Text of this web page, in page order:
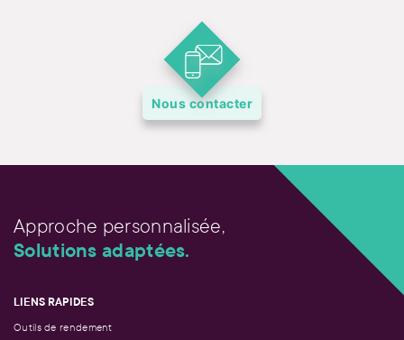
Nous contacter
Approche personnalisée,
Solutions adaptées.
LIENS RAPIDES
Outils de rendement